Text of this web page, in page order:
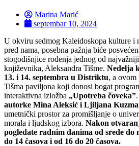
Marina Marić
septembar 10, 2024
U okviru sedmog Kaleidoskopa kulture i
pred nama, posebna pažnja biće
stogodišnjice rođenja jednog od
književnika, Aleksandra Tišme. Nedelja
13. i 14. septembra u Distriktu, a ovom
Tišma paviljona koji donosi bogat
interaktivna izložba „Upotreba čoveka”
autorke Mina Aleksić i Ljiljana
umetnički prostor za promišljanje o
morala i ljudskog izbora. Nakon
pogledate radnim danima od srede do
do 14 časova i od 16 do 20 časova.